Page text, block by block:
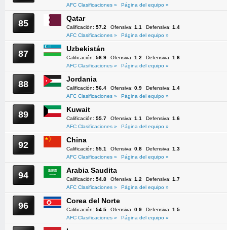
AFC Clasificaciones »
Página del equipo »
85 Qatar
Calificación: 57.2 Ofensiva: 1.1 Defensiva: 1.4
AFC Clasificaciones »
Página del equipo »
87 Uzbekistán
Calificación: 56.9 Ofensiva: 1.2 Defensiva: 1.6
AFC Clasificaciones »
Página del equipo »
88 Jordania
Calificación: 56.4 Ofensiva: 0.9 Defensiva: 1.4
AFC Clasificaciones »
Página del equipo »
89 Kuwait
Calificación: 55.7 Ofensiva: 1.1 Defensiva: 1.6
AFC Clasificaciones »
Página del equipo »
92 China
Calificación: 55.1 Ofensiva: 0.8 Defensiva: 1.3
AFC Clasificaciones »
Página del equipo »
94 Arabia Saudita
Calificación: 54.8 Ofensiva: 1.2 Defensiva: 1.7
AFC Clasificaciones »
Página del equipo »
96 Corea del Norte
Calificación: 54.5 Ofensiva: 0.9 Defensiva: 1.5
AFC Clasificaciones »
Página del equipo »